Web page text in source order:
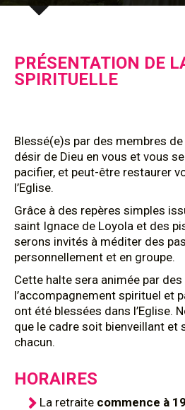
PRÉSENTATION DE
SPIRITUELLE
Blessé(e)s par des membres de
désir de Dieu en vous et vous
pacifier, et peut-être restaurer
l’Eglise.
Grâce à des repères simples
saint Ignace de Loyola et des
serons invités à méditer des
personnellement et en groupe.
Cette halte sera animée par
l’accompagnement spirituel et
ont été blessées dans l’Eglise.
que le cadre soit bienveillant et
chacun.
HORAIRES
La retraite commence à